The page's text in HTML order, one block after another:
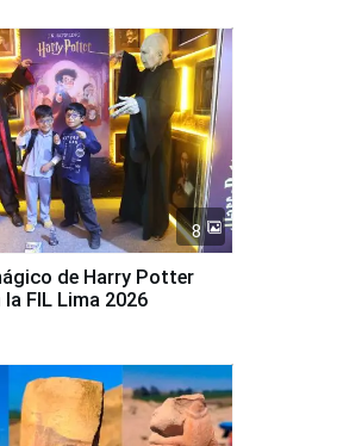
8
de Harry Potter
FIL Lima 2026